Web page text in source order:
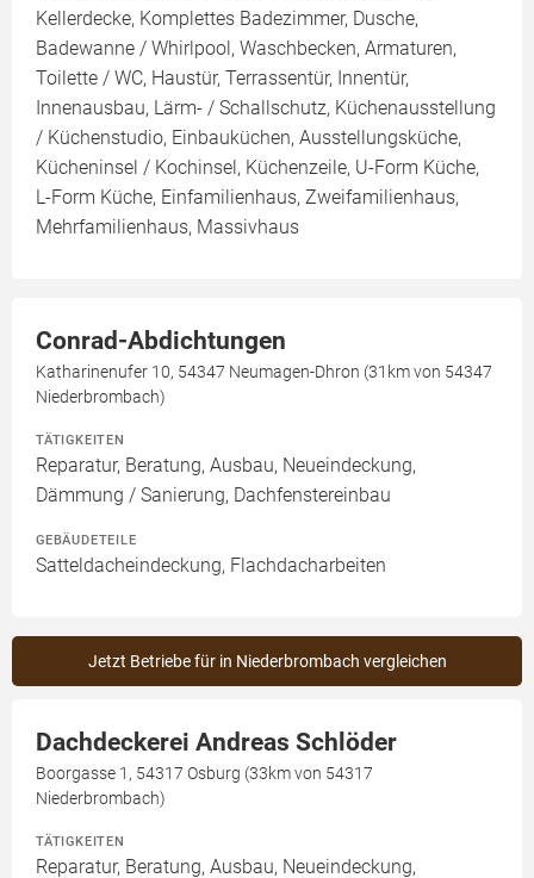
Kellerdecke, Komplettes Badezimmer, Dusche,
Badewanne / Whirlpool, Waschbecken, Armaturen,
Toilette / WC, Haustür, Terrassentür, Innentür,
Innenausbau, Lärm- / Schallschutz, Küchenausstellung
/ Küchenstudio, Einbauküchen, Ausstellungsküche,
Kücheninsel / Kochinsel, Küchenzeile, U-Form Küche,
L-Form Küche, Einfamilienhaus, Zweifamilienhaus,
Mehrfamilienhaus, Massivhaus
Conrad-Abdichtungen
Katharinenufer 10, 54347 Neumagen-Dhron (31km von 54347
Niederbrombach)
TÄTIGKEITEN
Reparatur, Beratung, Ausbau, Neueindeckung,
Dämmung / Sanierung, Dachfenstereinbau
GEBÄUDETEILE
Satteldacheindeckung, Flachdacharbeiten
Jetzt Betriebe für in Niederbrombach vergleichen
Dachdeckerei Andreas Schlöder
Boorgasse 1, 54317 Osburg (33km von 54317
Niederbrombach)
TÄTIGKEITEN
Reparatur, Beratung, Ausbau, Neueindeckung,